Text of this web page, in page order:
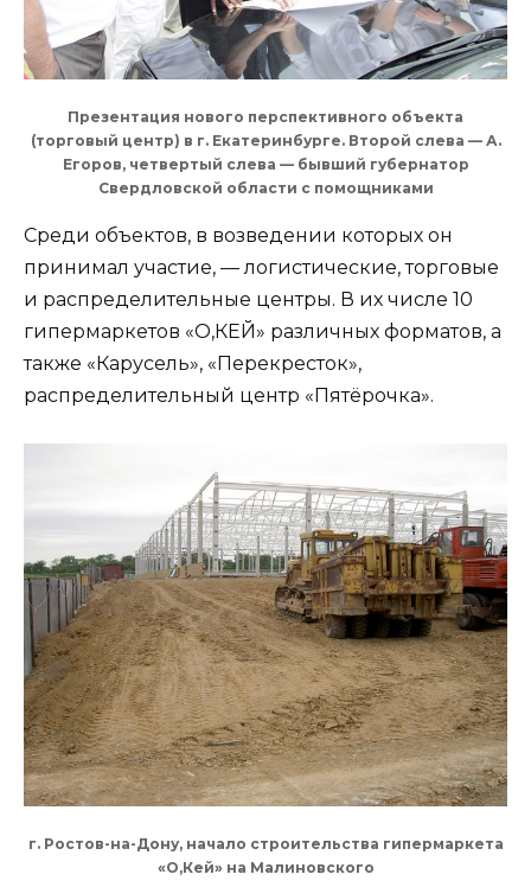
Презентация нового перспективного объекта
(торговый центр) в г. Екатеринбурге. Второй слева — А.
Егоров, четвертый слева — бывший губернатор
Свердловской области с помощниками
Среди объектов, в возведении которых он
принимал участие, — логистические, торговые
и распределительные центры. В их числе 10
гипермаркетов «О,КЕЙ» различных форматов, а
также «Карусель», «Перекресток»,
распределительный центр «Пятёрочка».
г. Ростов-на-Дону, начало строительства гипермаркета
«О,Кей» на Малиновского